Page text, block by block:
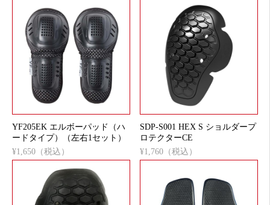
YF205EK エルボーパッド（ハ
ードタイプ）（左右1セット）
¥1,650（税込）
SDP-S001 HEX S ショルダープ
ロテクターCE
¥1,760（税込）